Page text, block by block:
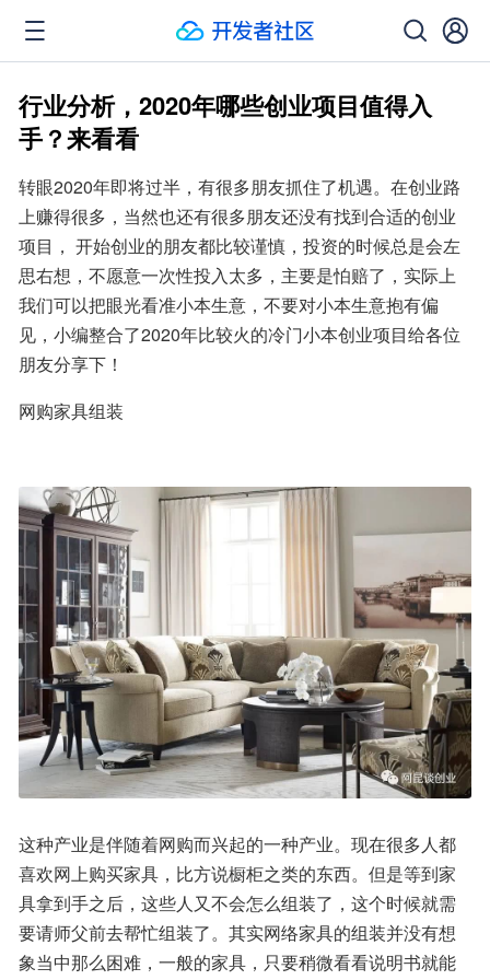
行业分析，2020年哪些创业项目值得入
手？来看看
转眼2020年即将过半，有很多朋友抓住了机遇。在创业路
上赚得很多，当然也还有很多朋友还没有找到合适的创业
项目， 开始创业的朋友都比较谨慎，投资的时候总是会左
思右想，不愿意一次性投入太多，主要是怕赔了，实际上
我们可以把眼光看准小本生意，不要对小本生意抱有偏
见，小编整合了2020年比较火的冷门小本创业项目给各位
朋友分享下！
网购家具组装
这种产业是伴随着网购而兴起的一种产业。现在很多人都
喜欢网上购买家具，比方说橱柜之类的东西。但是等到家
具拿到手之后，这些人又不会怎么组装了，这个时候就需
要请师父前去帮忙组装了。其实网络家具的组装并没有想
象当中那么困难，一般的家具，只要稍微看看说明书就能